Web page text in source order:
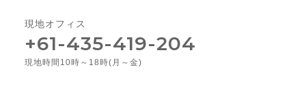
現地オフィス
+61-435-419-204
現地時間10時～18時(月～金)